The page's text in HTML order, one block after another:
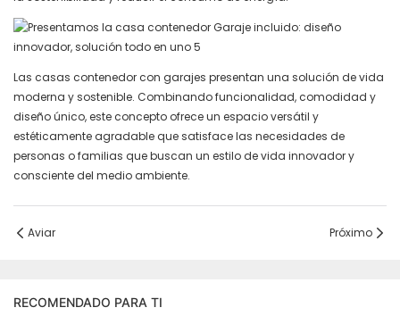
Las casas contenedor con garajes presentan una solución de vida
moderna y sostenible. Combinando funcionalidad, comodidad y
diseño único, este concepto ofrece un espacio versátil y
estéticamente agradable que satisface las necesidades de
personas o familias que buscan un estilo de vida innovador y
consciente del medio ambiente.
Aviar Próximo
RECOMENDADO PARA TI